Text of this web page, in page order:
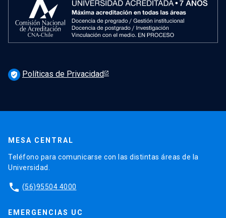
verified_user Políticas de Privacidad
MESA CENTRAL
Teléfono para comunicarse con las distintas áreas de la
Universidad.
phone (56)95504 4000
EMERGENCIAS UC